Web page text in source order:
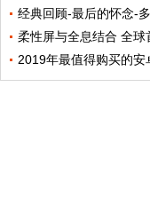
经典回顾-最后的怀念-
柔性屏与全息结合 全球
2019年最值得购买的安